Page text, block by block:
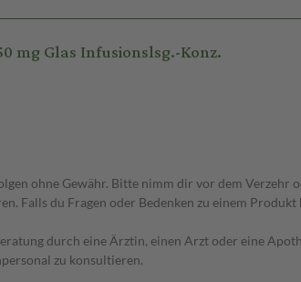
mg Glas Infusionslsg.-Konz.
ohne Gewähr. Bitte nimm dir vor dem
Falls du Fragen oder Bedenken zu einem
durch eine Ärztin, einen Arzt oder eine
zu konsultieren.